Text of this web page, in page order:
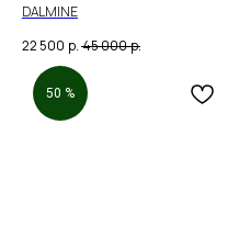
DALMINE
22 500 р. 45 000р.
50 %